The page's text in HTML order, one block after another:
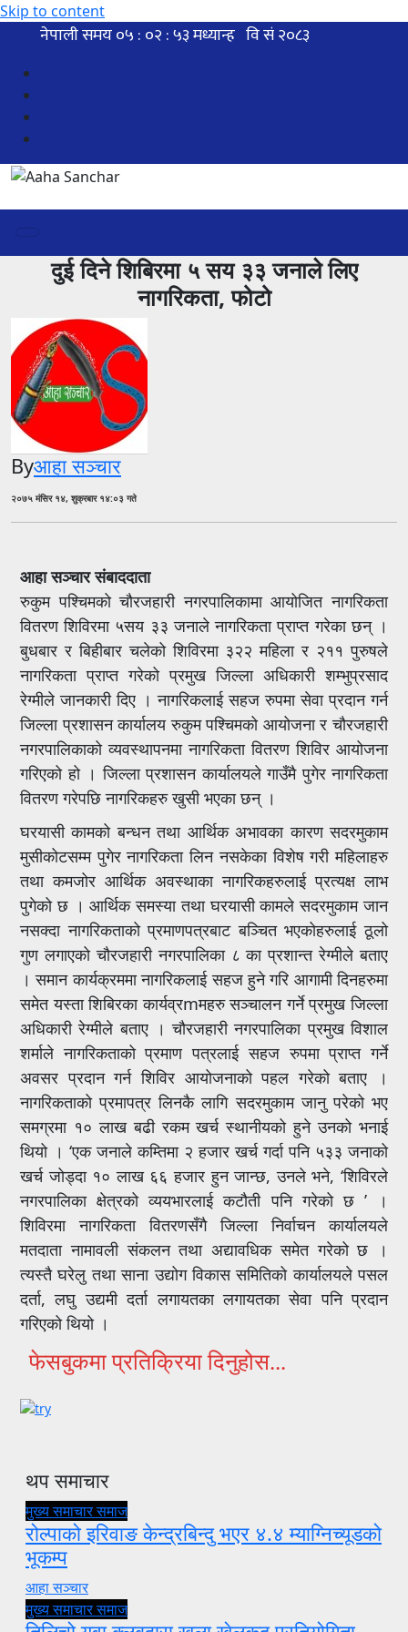
Skip to content
दुई दिने शिबिरमा ५ सय ३३ जनाले लिए
नागरिकता, फोटो
Byआहा सञ्चार
२०७५ मंसिर १४, शुक्रबार १४:०३ गते
आहा सञ्चार संबाददाता
रुकुम पश्चिमको चौरजहारी नगरपालिकामा आयोजित नागरिकता
वितरण शिविरमा ५सय ३३ जनाले नागरिकता प्राप्त गरेका छन् ।
बुधबार र बिहीबार चलेको शिविरमा ३२२ महिला र २११ पुरुषले
नागरिकता प्राप्त गरेको प्रमुख जिल्ला अधिकारी शम्भुप्रसाद
रेग्मीले जानकारी दिए । नागरिकलाई सहज रुपमा सेवा प्रदान गर्न
जिल्ला प्रशासन कार्यालय रुकुम पश्चिमको आयोजना र चौरजहारी
नगरपालिकाको व्यवस्थापनमा नागरिकता वितरण शिविर आयोजना
गरिएको हो । जिल्ला प्रशासन कार्यालयले गाउँमै पुगेर नागरिकता
वितरण गरेपछि नागरिकहरु खुसी भएका छन् ।
घरयासी कामको बन्धन तथा आर्थिक अभावका कारण सदरमुकाम
मुसीकोटसम्म पुगेर नागरिकता लिन नसकेका विशेष गरी महिलाहरु
तथा कमजोर आर्थिक अवस्थाका नागरिकहरुलाई प्रत्यक्ष लाभ
पुगेको छ । आर्थिक समस्या तथा घरयासी कामले सदरमुकाम जान
नसक्दा नागरिकताको प्रमाणपत्रबाट बञ्चित भएकोहरुलाई ठूलो
गुण लगाएको चौरजहारी नगरपालिका ८ का प्रशान्त रेग्मीले बताए
। समान कार्यक्रममा नागरिकलाई सहज हुने गरि आगामी दिनहरुमा
समेत यस्ता शिबिरका कार्यव्रmमहरु सञ्चालन गर्ने प्रमुख जिल्ला
अधिकारी रेग्मीले बताए । चौरजहारी नगरपालिका प्रमुख विशाल
शर्माले नागरिकताको प्रमाण पत्रलाई सहज रुपमा प्राप्त गर्ने
अवसर प्रदान गर्न शिविर आयोजनाको पहल गरेको बताए ।
नागरिकताको प्रमापत्र लिनकै लागि सदरमुकाम जानु परेको भए
समग्रमा १० लाख बढी रकम खर्च स्थानीयको हुने उनको भनाई
थियो । ‘एक जनाले कम्तिमा २ हजार खर्च गर्दा पनि ५३३ जनाको
खर्च जोड्दा १० लाख ६६ हजार हुन जान्छ, उनले भने, ‘शिविरले
नगरपालिका क्षेत्रको व्ययभारलाई कटौती पनि गरेको छ ’ ।
शिविरमा नागरिकता वितरणसँगै जिल्ला निर्वाचन कार्यालयले
मतदाता नामावली संकलन तथा अद्यावधिक समेत गरेको छ ।
त्यस्तै घरेलु तथा साना उद्योग विकास समितिको कार्यालयले पसल
दर्ता, लघु उद्यमी दर्ता लगायतका लगायतका सेवा पनि प्रदान
गरिएको थियो ।
फेसबुकमा प्रतिक्रिया दिनुहोस...
थप समाचार
मुख्य समाचारसमाज
रोल्पाको इरिवाङ केन्द्रबिन्दु भएर ४.४ म्याग्निच्यूडको
भूकम्प
आहा सञ्चार
मुख्य समाचारसमाज